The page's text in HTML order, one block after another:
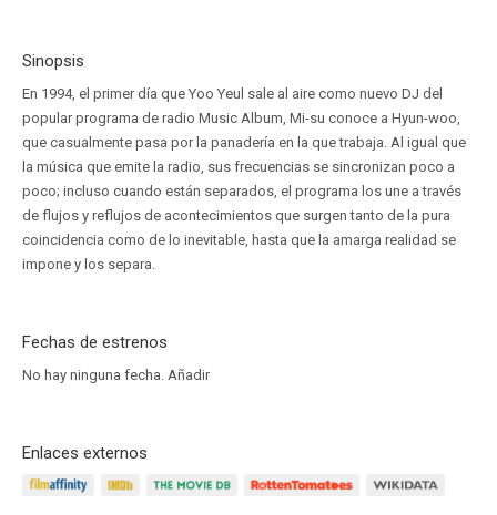
Sinopsis
En 1994, el primer día que Yoo Yeul sale al aire como nuevo DJ del
popular programa de radio Music Album, Mi-su conoce a Hyun-woo,
que casualmente pasa por la panadería en la que trabaja. Al igual que
la música que emite la radio, sus frecuencias se sincronizan poco a
poco; incluso cuando están separados, el programa los une a través
de flujos y reflujos de acontecimientos que surgen tanto de la pura
coincidencia como de lo inevitable, hasta que la amarga realidad se
impone y los separa.
Fechas de estrenos
No hay ninguna fecha. Añadir
Enlaces externos